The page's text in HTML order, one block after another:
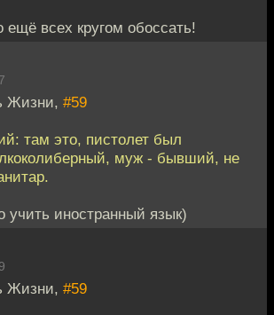
ещё всех кругом обоссать!
Жизни, #59
там это, пистолет был
муж - бывший, не
учить иностранный язык)
Жизни, #59